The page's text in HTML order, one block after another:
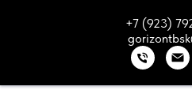
+7 (923)